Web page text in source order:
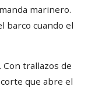
marinero.
barco cuando el
trallazos de
que abre el